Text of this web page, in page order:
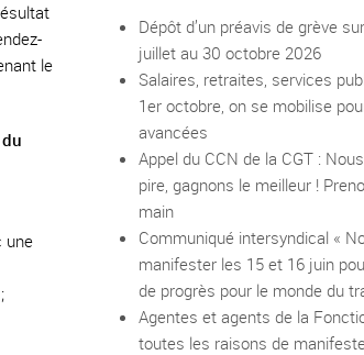
le
une
Dépôt d’un préavis de grève
juillet au 30 octobre 2026
Salaires, retraites, services
1er octobre, on se mobilise
avancées
Appel du CCN de la CGT :
pire, gagnons le meilleur !
main
Communiqué intersyndical «
manifester les 15 et 16 juin
de progrès pour le monde du
Agentes et agents de la
toutes les raisons de